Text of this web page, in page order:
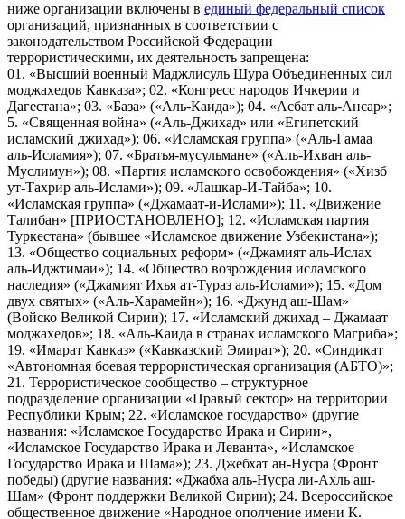
ниже организации включены в единый федеральный список
организаций, признанных в соответствии с
законодательством Российской Федерации
террористическими, их деятельность запрещена:
01. «Высший военный Маджлисуль Шура Объединенных сил
моджахедов Кавказа»; 02. «Конгресс народов Ичкерии и
Дагестана»; 03. «База» («Аль-Каида»); 04. «Асбат аль-Ансар»;
5. «Священная война» («Аль-Джихад» или «Египетский
исламский джихад»); 06. «Исламская группа» («Аль-Гамаа
аль-Исламия»); 07. «Братья-мусульмане» («Аль-Ихван аль-
Муслимун»); 08. «Партия исламского освобождения» («Хизб
ут-Тахрир аль-Ислами»); 09. «Лашкар-И-Тайба»; 10.
«Исламская группа» («Джамаат-и-Ислами»); 11. «Движение
Талибан» [ПРИОСТАНОВЛЕНО]; 12. «Исламская партия
Туркестана» (бывшее «Исламское движение Узбекистана»);
13. «Общество социальных реформ» («Джамият аль-Ислах
аль-Иджтимаи»); 14. «Общество возрождения исламского
наследия» («Джамият Ихья ат-Тураз аль-Ислами»); 15. «Дом
двух святых» («Аль-Харамейн»); 16. «Джунд аш-Шам»
(Войско Великой Сирии); 17. «Исламский джихад – Джамаат
моджахедов»; 18. «Аль-Каида в странах исламского Магриба»;
19. «Имарат Кавказ» («Кавказский Эмират»); 20. «Синдикат
«Автономная боевая террористическая организация (АБТО)»;
21. Террористическое сообщество – структурное
подразделение организации «Правый сектор» на территории
Республики Крым; 22. «Исламское государство» (другие
названия: «Исламское Государство Ирака и Сирии»,
«Исламское Государство Ирака и Леванта», «Исламское
Государство Ирака и Шама»); 23. Джебхат ан-Нусра (Фронт
победы) (другие названия: «Джабха аль-Нусра ли-Ахль аш-
Шам» (Фронт поддержки Великой Сирии); 24. Всероссийское
общественное движение «Народное ополчение имени К.